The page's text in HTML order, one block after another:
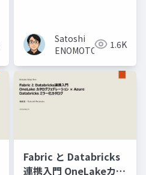
Satoshi
ENOMOTO
1.6K
Fabric と Databricks
連携入門 OneLakeカタ